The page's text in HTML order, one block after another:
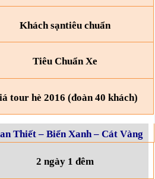
Khách sạntiêu chuẩn
Tiêu Chuẩn Xe
tour hè 2016 (đoàn 40 khách)
Thiết – Biển Xanh – Cát Vàng
2 ngày 1 đêm